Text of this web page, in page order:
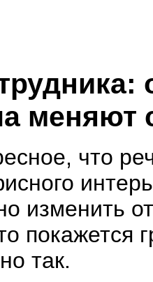
меняют
что
изменить
покажется
так.